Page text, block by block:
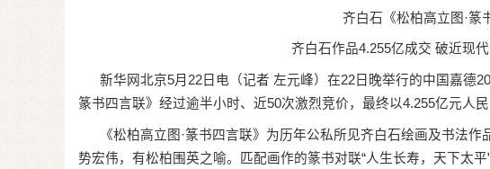
齐白石《松柏高立图·篆
齐白石作品4.255亿成交 破近现
新华网北京5月22日电（记者 左元峰）在22日晚举行的中国嘉德
篆书四言联》经过逾半小时、近50次激烈竞价，最终以4.255亿元人
《松柏高立图·篆书四言联》为历年公私所见齐白石绘画及书法作
势宏伟，有松柏围英之喻。匹配画作的篆书对联“人生长寿，天下太